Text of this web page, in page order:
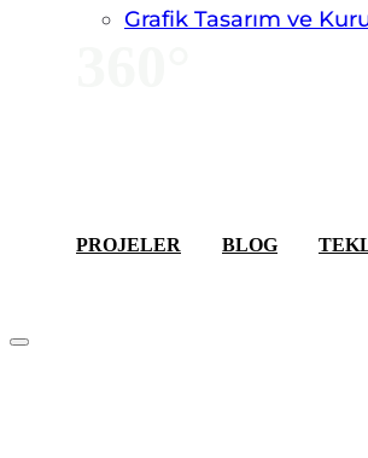
Grafik Tasarım ve
PROJELER BLOG